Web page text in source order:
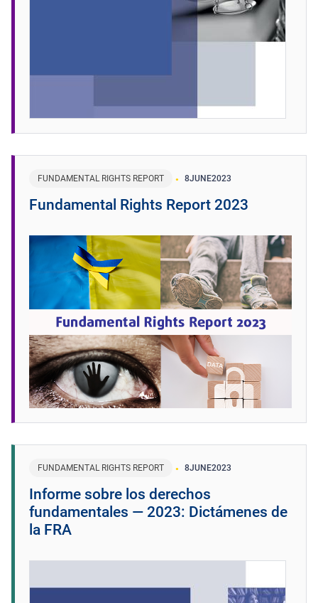
FUNDAMENTAL RIGHTS REPORT 8JUNE2023
Fundamental Rights Report 2023
FUNDAMENTAL RIGHTS REPORT 8JUNE2023
Informe sobre los derechos
fundamentales — 2023: Dictámenes de
la FRA